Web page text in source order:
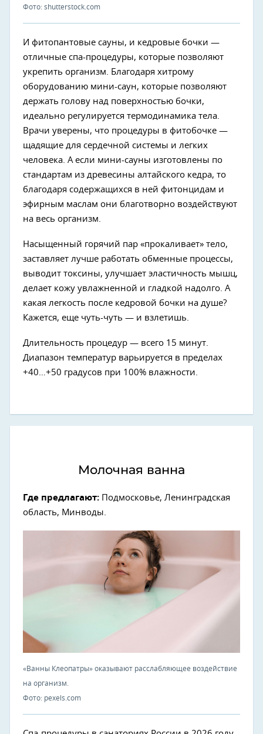
Фото: shutterstock.com
И фитопантовые сауны, и кедровые бочки —
отличные спа-процедуры, которые позволяют
укрепить организм. Благодаря хитрому
оборудованию мини-саун, которые позволяют
держать голову над поверхностью бочки,
идеально регулируется термодинамика тела.
Врачи уверены, что процедуры в фитобочке —
щадящие для сердечной системы и легких
человека. А если мини-сауны изготовлены по
стандартам из древесины алтайского кедра, то
благодаря содержащихся в ней фитонцидам и
эфирным маслам они благотворно воздействуют
на весь организм.
Насыщенный горячий пар «прокаливает» тело,
заставляет лучше работать обменные процессы,
выводит токсины, улучшает эластичность мышц,
делает кожу увлажненной и гладкой надолго. А
какая легкость после кедровой бочки на душе?
Кажется, еще чуть-чуть — и взлетишь.
Длительность процедур — всего 15 минут.
Диапазон температур варьируется в пределах
+40…+50 градусов при 100% влажности.
Молочная ванна
Где предлагают:
Подмосковье, Ленинградская
область, Минводы.
«Ванны Клеопатры» оказывают расслабляющее воздействие
на организм.
Фото: pexels.com